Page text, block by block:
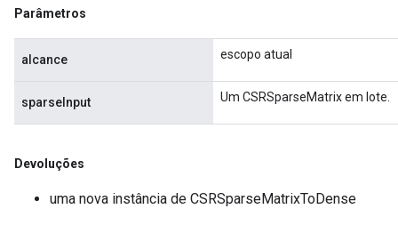
Parâmetros
alcance escopo atual
sparseInput Um CSRSparseMatrix em lote.
Devoluções
uma nova instância de CSRSparseMatrixToDense